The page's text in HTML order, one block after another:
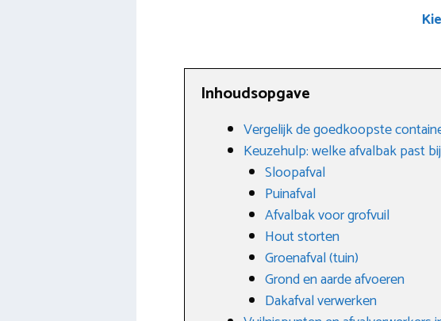
Inhoudsopgave
Vergelijk de goedkoopste
Keuzehulp: welke afvalbak past
Sloopafval
Puinafval
Afvalbak voor grofvuil
Hout storten
Groenafval (tuin)
Grond en aarde afvoeren
Dakafval verwerken